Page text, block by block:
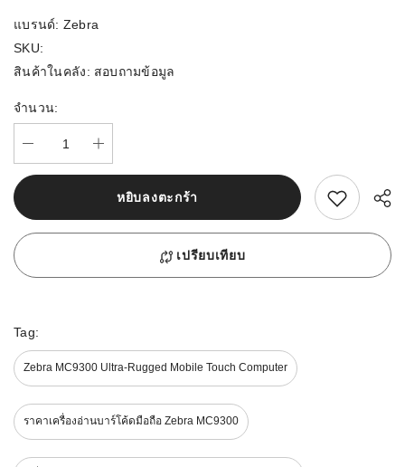
แบรนด์: Zebra
SKU:
สินค้าในคลัง: สอบถามข้อมูล
จำนวน:
หยิบลงตะกร้า สนใจสิ้นค้านี้
เปรียบเทียบ
Tag:
Zebra MC9300 Ultra-Rugged Mobile Touch Computer
ราคาเครื่องอ่านบาร์โค้ดมือถือ Zebra MC9300